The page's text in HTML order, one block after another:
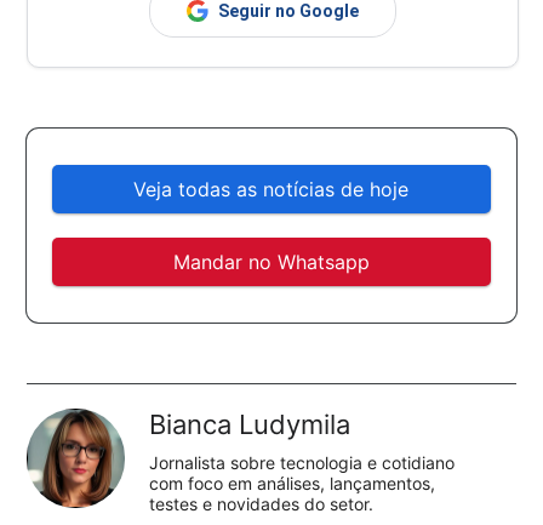
Seguir no Google
Veja todas as notícias de hoje
Mandar no Whatsapp
Bianca Ludymila
Jornalista sobre tecnologia e cotidiano
com foco em análises, lançamentos,
testes e novidades do setor.